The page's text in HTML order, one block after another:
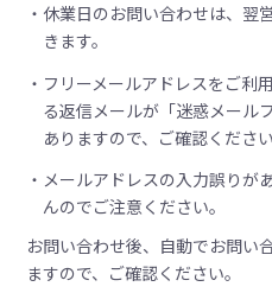
休業日のお問い合わせは、翌
きます。
フリーメールアドレスをご利
る返信メールが「迷惑メール
ありますので、ご確認ください
メールアドレスの入力誤りが
んのでご注意ください。
お問い合わせ後、自動でお問い
ますので、ご確認ください。